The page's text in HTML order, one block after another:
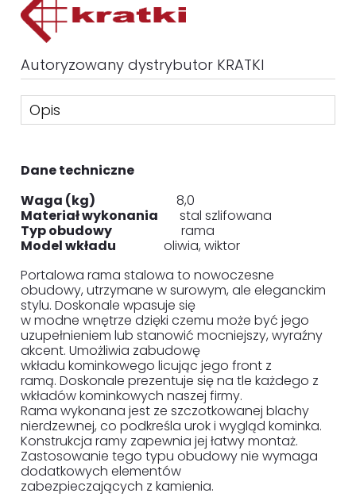
Autoryzowany dystrybutor KRATKI
Opis
Dane techniczne
Waga (kg) 8,0
Materiał wykonania stal szlifowana
Typ obudowy rama
Model wkładu oliwia, wiktor
Portalowa rama stalowa to nowoczesne
obudowy, utrzymane w surowym, ale eleganckim
stylu. Doskonale wpasuje się
w modne wnętrze dzięki czemu może być jego
uzupełnieniem lub stanowić mocniejszy, wyraźny
akcent. Umożliwia zabudowę
wkładu kominkowego licując jego front z
ramą. Doskonale prezentuje się na tle każdego z
wkładów kominkowych naszej firmy.
Rama wykonana jest ze szczotkowanej blachy
nierdzewnej, co podkreśla urok i wygląd kominka.
Konstrukcja ramy zapewnia jej łatwy montaż.
Zastosowanie tego typu obudowy nie wymaga
dodatkowych elementów
zabezpieczających z kamienia.